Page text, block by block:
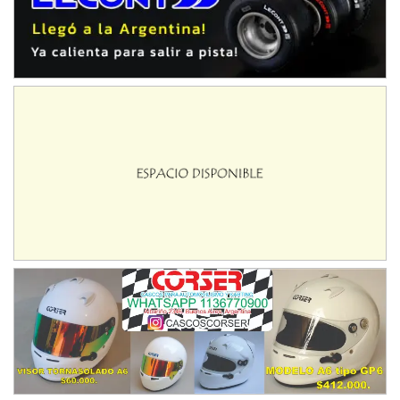
08/09-AGO
IAME SERIES ARGENTINA 6
Ramiro Tot (Asfalto)
Baradero (Buenos Aires)
ENTRERRIANO - F6 (POSTERGADA)
El Cerro (Tierra)
Victoria (Entre Ríos)
PATAGONICO - F6
Moto Club Reginense (Tierra)
Gral. E. Godoy (Río Negro)
CSK - F7